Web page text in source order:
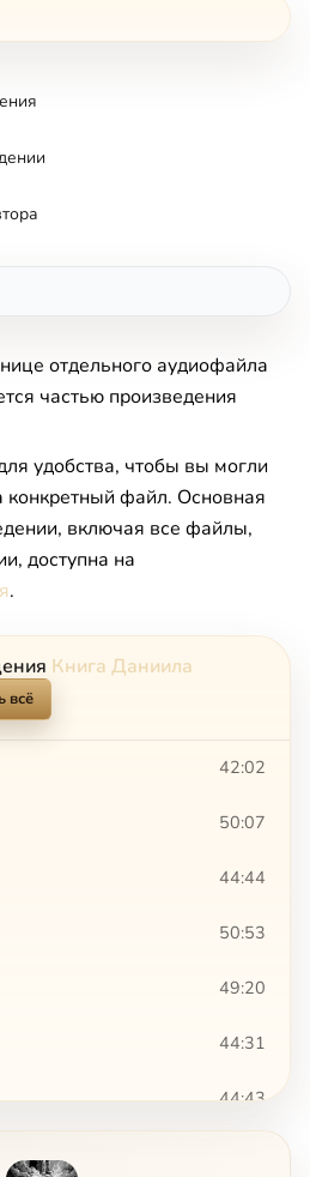
отдельного аудиофайла
частью произведения
удобства, чтобы вы могли
конкретный файл. Основная
включая все файлы,
доступна на
.
Книга Даниила
всё
42:02
50:07
44:44
50:53
49:20
44:31
44:43